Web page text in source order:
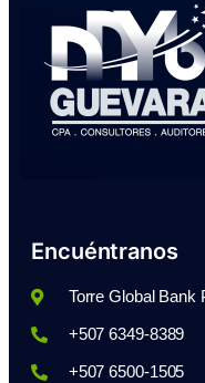
Encuéntranos
Torre Global Bank
+507 6349-8389
+507 6500-1505